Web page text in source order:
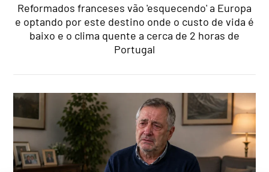
Reformados franceses vão 'esquecendo' a Europa
e optando por este destino onde o custo de vida é
baixo e o clima quente a cerca de 2 horas de
Portugal